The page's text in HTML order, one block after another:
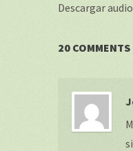
Descargar audio
20 COMMENTS